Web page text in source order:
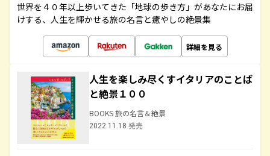
世界を４０年以上歩いてきた「地球の歩き方」があなたにお届
けする、人生を輝かせる旅の名言と癒やしの絶景集
詳細を見る
人生を楽しみ尽くすイタリアのことば
と絶景１００
BOOKS 旅の名言＆絶景
2022.11.18 発売